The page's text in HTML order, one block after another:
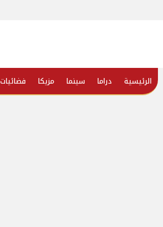
الرئيسية دراما سينما مزيكا فضائيات